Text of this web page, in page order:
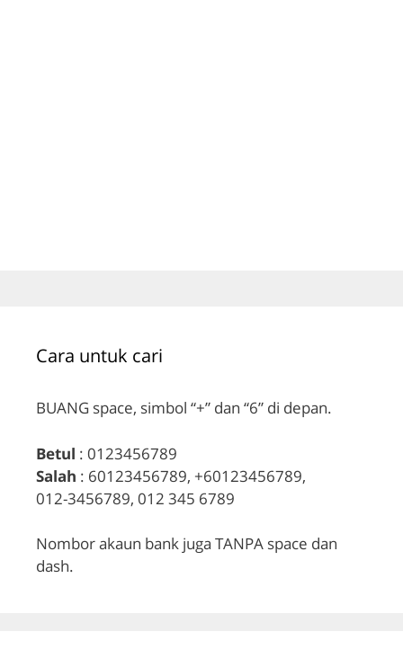
Cara untuk cari
BUANG space, simbol “+” dan “6” di depan.
Betul : 0123456789
Salah : 60123456789, +60123456789,
012-3456789, 012 345 6789
Nombor akaun bank juga TANPA space dan
dash.